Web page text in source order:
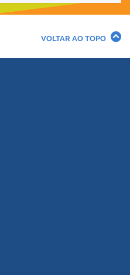
VOLTAR AO TOPO